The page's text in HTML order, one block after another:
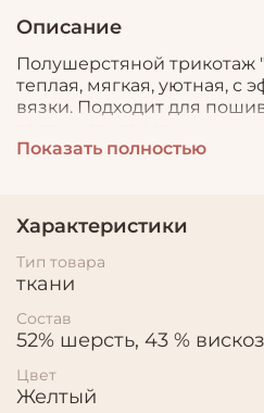
Описание
Полушерстяной трикотаж
теплая, мягкая, уютная, с
вязки. Подходит для
Показать полностью
Характеристики
Тип товара
ткани
Состав
52% шерсть, 43 %
Цвет
Желтый